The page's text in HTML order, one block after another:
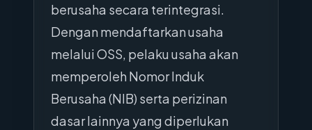
berusaha secara terintegrasi.
Dengan mendaftarkan usaha
melalui OSS, pelaku usaha akan
memperoleh Nomor Induk
Berusaha (NIB) serta perizinan
dasar lainnya yang diperlukan